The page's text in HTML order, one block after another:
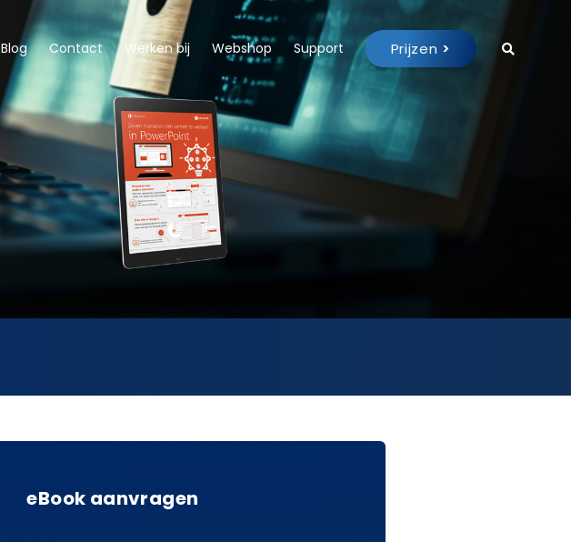
Blog Contact Werken bij Webshop Support Prijzen >
eBook aanvragen